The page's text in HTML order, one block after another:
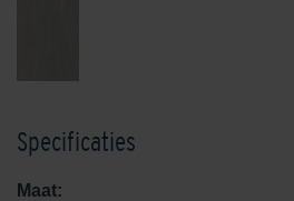
Specificaties
Maat: